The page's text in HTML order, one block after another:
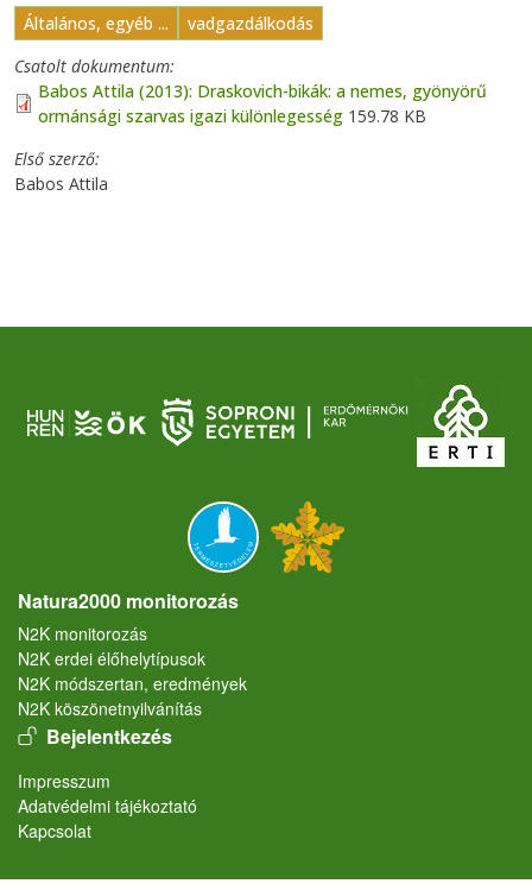
Általános, egyéb ...
vadgazdálkodás
Csatolt dokumentum
Babos Attila (2013): Draskovich-bikák: a nemes, gyönyörű
ormánsági szarvas igazi különlegesség 159.78 KB
Első szerző
Babos Attila
Natura2000 monitorozás
N2K monitorozás
N2K erdei élőhelytípusok
N2K módszertan, eredmények
N2K köszönetnyilvánítás
User account menu
Bejelentkezés
Lábléc
Impresszum
Adatvédelmi tájékoztató
Kapcsolat